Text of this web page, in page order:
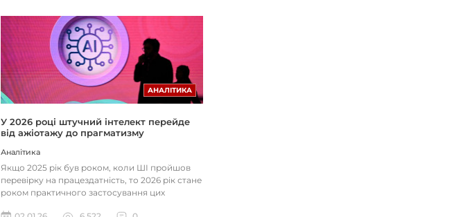
АНАЛІТИКА
У 2026 році штучний інтелект перейде
від ажіотажу до прагматизму
Аналітика
Якщо 2025 рік був роком, коли ШІ пройшов
перевірку на працездатність, то 2026 рік стане
роком практичного застосування цих